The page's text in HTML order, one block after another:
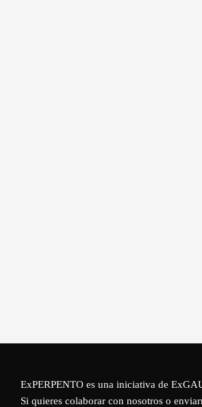
ExPERPENTO es una iniciativa de
Si quieres colaborar con nosotros o